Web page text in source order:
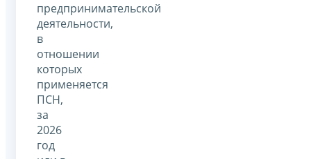
предпринимательской
деятельности,
в
отношении
которых
применяется
ПСН,
за
2026
год